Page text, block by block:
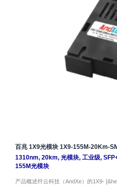
百兆 1X9光模块 1X9-155M-20Km-
1310nm, 20km, 光模块, 工业级,
155M光模块
产品概述纤云科技（AndXe）的1X9-